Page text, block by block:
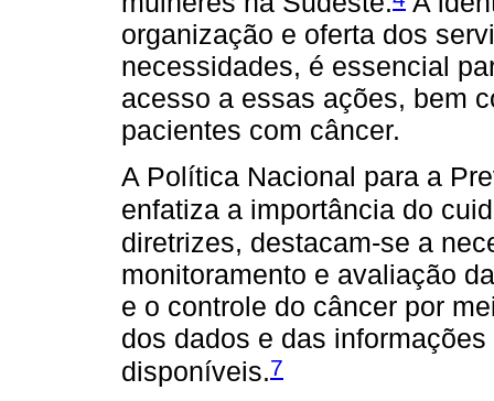
organização e oferta dos
necessidades, é essencial
acesso a essas ações, bem
pacientes com câncer.
A Política Nacional para a
enfatiza a importância do
diretrizes, destacam-se a
monitoramento e avaliação
e o controle do câncer por
dos dados e das
disponíveis.7